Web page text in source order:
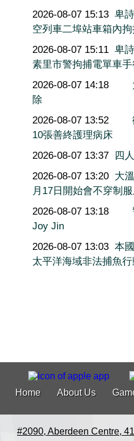
2026-08-07 15:13 卑
空列車二埠站車箱內
2026-08-07 15:11 卑
素里市警拘捕電單車
2026-08-07 14:18
除
2026-08-07 13:52
10張善終護理病床
2026-08-07 13:37 四
2026-08-07 13:20 大
月17日開始會不穿制
2026-08-07 13:18
Joy Jin
2026-08-07 13:03 本
太平洋海域非法捕魚行
Home About Us
#2090, Aberdeen Centre,